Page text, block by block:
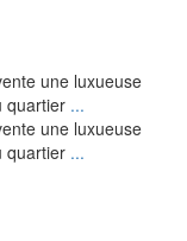
une luxueuse
quartier ...
une luxueuse
quartier ...